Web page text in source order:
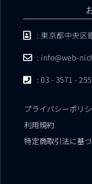
: 東京都中央区
: info@web-
: 03 - 3571 -
プライバシーポリ
利用規約
特定商取引法に基